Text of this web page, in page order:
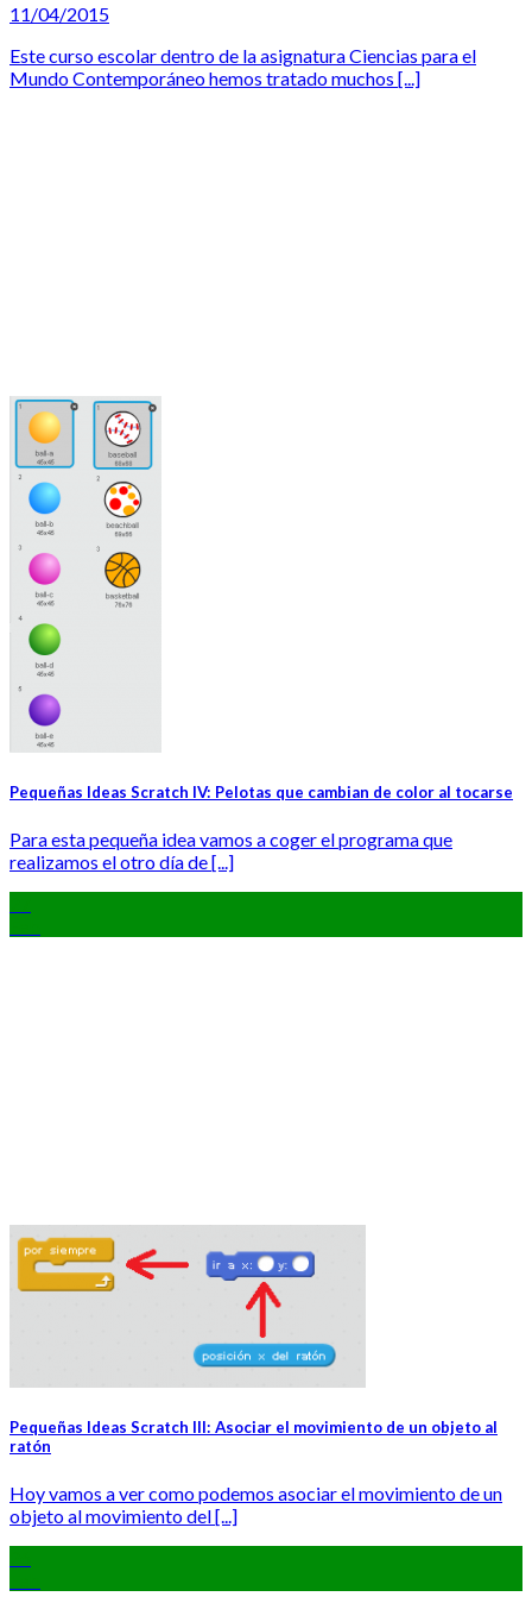
11/04/2015
Este curso escolar dentro de la asignatura Ciencias para el
Mundo Contemporáneo hemos tratado muchos [...]
Pequeñas Ideas Scratch IV: Pelotas que cambian de color al tocarse
Para esta pequeña idea vamos a coger el programa que
realizamos el otro día de [...]
Pequeñas Ideas Scratch III: Asociar el movimiento de un objeto al
ratón
Hoy vamos a ver como podemos asociar el movimiento de un
objeto al movimiento del [...]